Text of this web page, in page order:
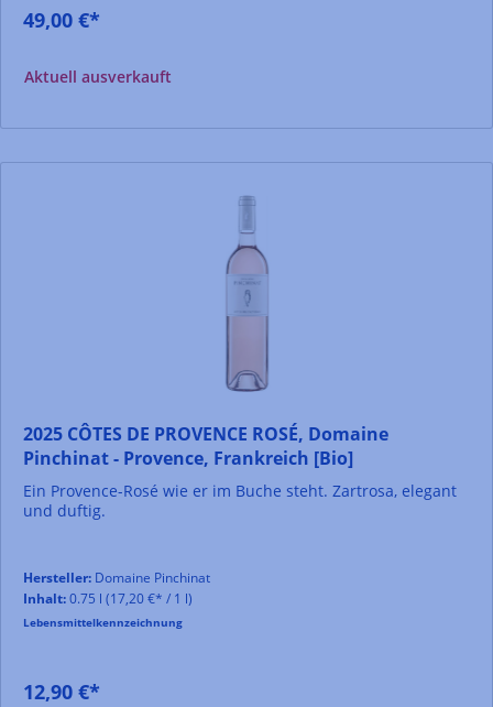
49,00 €*
Aktuell ausverkauft
2025 CÔTES DE PROVENCE ROSÉ, Domaine
Pinchinat - Provence, Frankreich [Bio]
Ein Provence-Rosé wie er im Buche steht. Zartrosa, elegant
und duftig.
Hersteller: Domaine Pinchinat
Inhalt:0.75 l (17,20 €* / 1 l)
Lebensmittelkennzeichnung
12,90 €*